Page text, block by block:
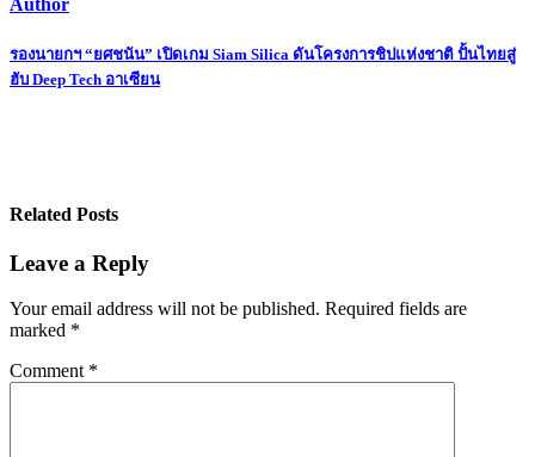
Post
navigation
รองนายกฯ “ยศชนัน” เปิดเกม Siam Silica ดันโครงการชิปแห่งชาติ ปั้นไทยสู่
ฮับ Deep Tech อาเซียน
Related Posts
Leave a Reply
Your email address will not be published. Required fields are
marked *
Comment *